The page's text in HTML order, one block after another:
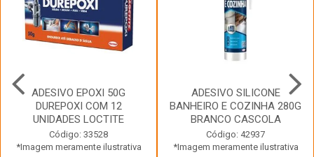
ADESIVO EPOXI 50G
DUREPOXI COM 12
UNIDADES LOCTITE
Código: 33528
*Imagem meramente ilustrativa
ADESIVO SILICONE
BANHEIRO E COZINHA 280G
BRANCO CASCOLA
Código: 42937
*Imagem meramente ilustrativa